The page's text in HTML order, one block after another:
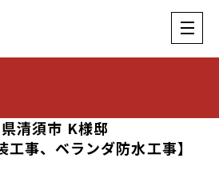
清須市 K様邸
工事、ベランダ防水工事】